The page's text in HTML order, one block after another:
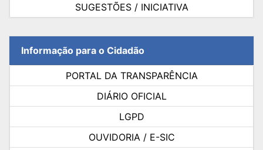
SUGESTÕES / INICIATIVA
Informação para o Cidadão
PORTAL DA TRANSPARÊNCIA
DIÁRIO OFICIAL
LGPD
OUVIDORIA / E-SIC